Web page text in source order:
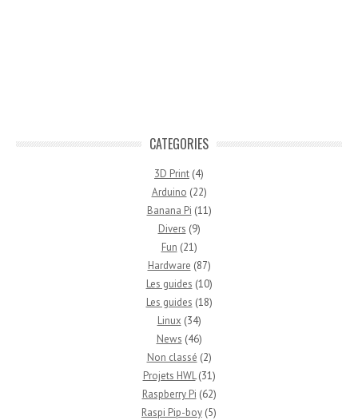
CATEGORIES
3D Print (4)
Arduino (22)
Banana Pi (11)
Divers (9)
Fun (21)
Hardware (87)
Les guides (10)
Les guides (18)
Linux (34)
News (46)
Non classé (2)
Projets HWL(31)
Raspberry Pi (62)
Raspi Pip-boy (5)